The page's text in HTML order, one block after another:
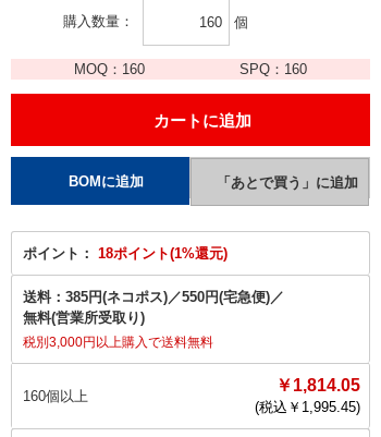
購入数量 個
MOQ： 160 SPQ： 160
ポイント： 18ポイント(1%還元)
送料： 385円(ネコポス)／550円(宅急便)／
無料(営業所受取り)
税別3,000円以上購入で送料無料
160個以上
￥1,814.05
(税込￥ 1,995.45)